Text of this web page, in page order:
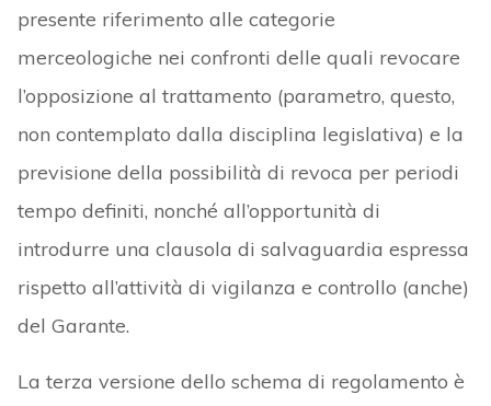
presente riferimento alle categorie
merceologiche nei confronti delle quali revocare
l’opposizione al trattamento (parametro, questo,
non contemplato dalla disciplina legislativa) e la
previsione della possibilità di revoca per periodi
tempo definiti, nonché all’opportunità di
introdurre una clausola di salvaguardia espressa
rispetto all’attività di vigilanza e controllo (anche)
del Garante.
La terza versione dello schema di regolamento è